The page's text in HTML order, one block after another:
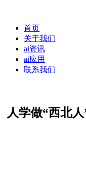
首页
关于我们
ai资讯
ai应用
联系我们
人学做“西北